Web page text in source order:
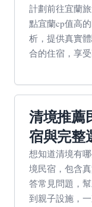
計劃前往宜蘭
點宜蘭cp值高
析，提供真實
合的住宿，享
清境推薦
宿與完整
想知道清境有
境民宿，包含
答常見問題，
到親子設施，